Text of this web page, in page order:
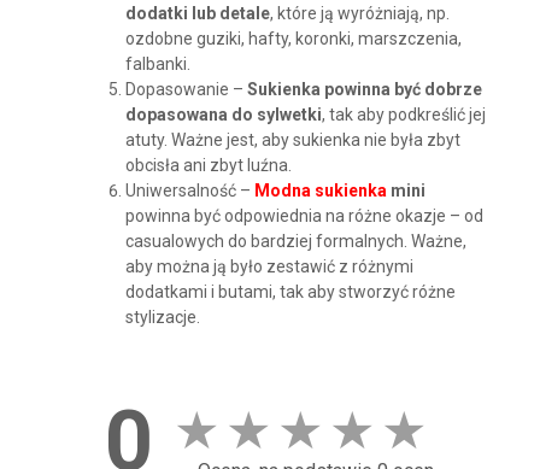
dodatki lub detale, które ją wyróżniają, np.
ozdobne guziki, hafty, koronki, marszczenia,
falbanki.
Dopasowanie – Sukienka powinna być dobrze
dopasowana do sylwetki, tak aby podkreślić jej
atuty. Ważne jest, aby sukienka nie była zbyt
obcisła ani zbyt luźna.
Uniwersalność – Modna sukienka mini
powinna być odpowiednia na różne okazje – od
casualowych do bardziej formalnych. Ważne,
aby można ją było zestawić z różnymi
dodatkami i butami, tak aby stworzyć różne
stylizacje.
0 ★ ★ ★ ★ ★